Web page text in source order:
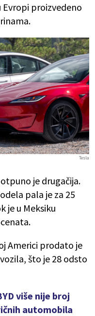
proizvedeno
Tesla
je drugačija.
pala je za 25
je u Meksiku
Americi prodato je
što je 28 odsto
više nije broj
automobila